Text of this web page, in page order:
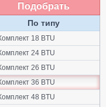
Подобрать
По типу
18 BTU
24 BTU
26 BTU
36 BTU
48 BTU